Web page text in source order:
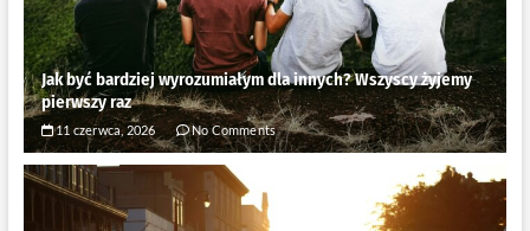
Jak być bardziej wyrozumiałym dla innych? Wszyscy żyjemy
pierwszy raz
11 czerwca, 2026 No Comments